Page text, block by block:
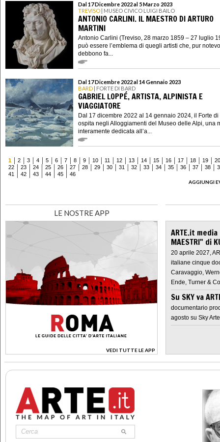
Dal 17 Dicembre 2022 al 5 Marzo 2023
TREVISO | MUSEO CIVICO LUIGI BAILO
ANTONIO CARLINI. IL MAESTRO DI ARTURO
MARTINI
Antonio Carlini (Treviso, 28 marzo 1859 – 27 luglio
può essere l’emblema di quegli artisti che, pur
debbono fa...
Dal 17 Dicembre 2022 al 14 Gennaio 2023
BARD | FORTE DI BARD
GABRIEL LOPPÉ, ARTISTA, ALPINISTA E
VIAGGIATORE
Dal 17 dicembre 2022 al 14 gennaio 2024, il Forte di
ospita negli Alloggiamenti del Museo delle Alpi, una
interamente dedicata all’a...
1 2 3 4 5 6 7 8 9 10 11 12 13 14 15 16 17 18 19
20
22
23 24 25 26 27 28 29 30 31 32 33 34 35 36 37 38
41
42 43 44 45
46
AGGIUNGI
LE NOSTRE APP
VEDI TUTTE LE APP
>
ARTE.it
MAESTRI" di
20 aprile 2027,
italiane cinque
Caravaggio,
Ende, Turner &
Su SKY va
documentario
agosto su Sky Arte